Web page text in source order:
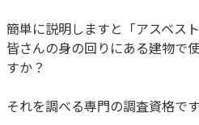
簡単に説明しますと「アスベスト
皆さんの身の回りにある建物で
すか？
それを調べる専門の調査資格です